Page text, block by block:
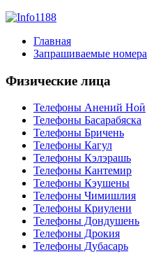
Главная
Запрашиваемые номера
Физические лица
Телефоны Анений Ноӣ
Телефоны Басарабяска
Телефоны Бричень
Телефоны Кагул
Телефоны Кэлэрашь
Телефоны Кантемир
Телефоны Кэушены
Телефоны Чимишлия
Телефоны Криулени
Телефоны Дондушень
Телефоны Дрокия
Телефоны Дубасарь